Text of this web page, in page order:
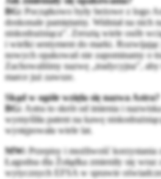
BG: Początkowo były beżowe z logo
doskonale pamiętamy. Widniał na nich
niskodrażniąca”. Zresztą wiele osób
i wielki sentyment do marki.
nowych opakowań nie zapominamy o
Zachowaliśmy nazwę „tradycyjna”,
marce już zawsze.
Skąd w ogóle wzięła się nazwa Astra?
BG: Astra to skrót od imienia i
wymyśliła patent na kawę
występowała wiele lat.
MW: Przepisy i możliwość korzystania
Łagodna dla Żołądka zmieniły się
wytycznych EFSA w sprawie